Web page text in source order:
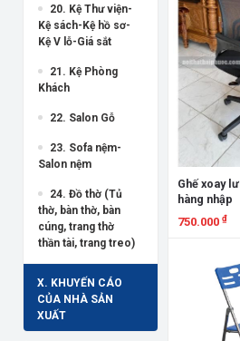
20. Kệ Thư viện-
Kệ sách-Kệ hồ sơ-
Kệ V lỗ-Giá sắt
21. Kệ Phòng
Khách
22. Salon Gỗ
23. Sofa nệm-
Salon nệm
24. Đồ thờ (Tủ
thờ, bàn thờ, bàn
cúng, trang thờ
thần tài, trang treo)
X. KHUYẾN CÁO
CỦA NHÀ SẢN
XUẤT
Ghế xoay
hàng nhập
750.000 ₫